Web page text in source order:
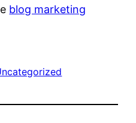
blog marketing